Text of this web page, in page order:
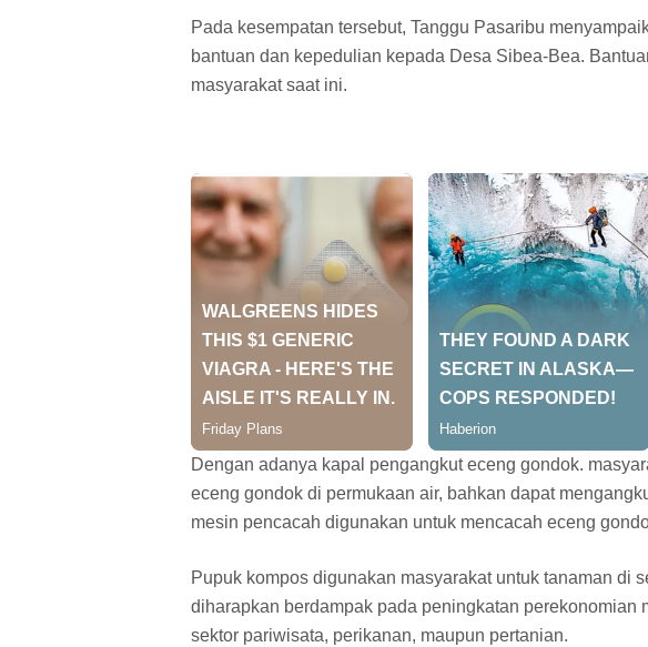
Pada kesempatan tersebut, Tanggu Pasaribu
bantuan dan kepedulian kepada Desa Sibea-Bea.
masyarakat saat ini.
Dengan adanya kapal pengangkut eceng gondok.
eceng gondok di permukaan air, bahkan dapat
mesin pencacah digunakan untuk mencacah eceng
Pupuk kompos digunakan masyarakat untuk tanaman di
diharapkan berdampak pada peningkatan perekonomian
sektor pariwisata, perikanan, maupun pertanian.